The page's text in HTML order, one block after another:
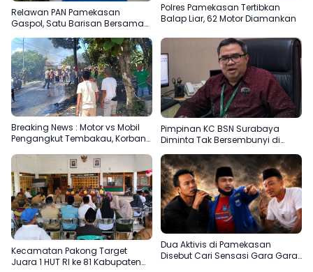
Relawan PAN Pamekasan
Gaspol, Satu Barisan Bersama
Polres Pamekasan Tertibkan
Balap Liar, 62 Motor Diamankan
Breaking News : Motor vs Mobil
Pengangkut Tembakau, Korban
Pimpinan KC BSN Surabaya
Diminta Tak Bersembunyi di
Kecamatan Pakong Target
Juara 1 HUT RI ke 81 Kabupaten
Dua Aktivis di Pamekasan
Disebut Cari Sensasi Gara Gara